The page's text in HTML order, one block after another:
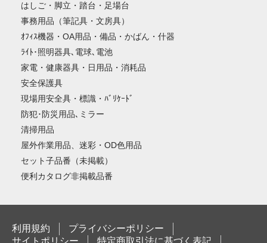
はしご・脚立・踏台・足場台
事務用品（筆記具・文房具）
ｵﾌｨｽ機器・OA用品・備品・かばん・什器
ﾗｲﾄ･照明器具､電球､電池
家電・健康器具・日用品・消耗品
安全保護具
現場用安全具・標識・ﾊﾞﾘｹｰﾄﾞ
防犯･防災用品､ミラー
清掃用品
屋外作業用品、迷彩・OD色用品
セット子品番（未掲載）
便利カタログ非掲載品番
利用規約
プライバシーポリシー